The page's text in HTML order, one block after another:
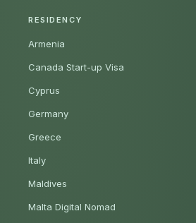
RESIDENCY
Armenia
Canada Start-up Visa
Cyprus
Germany
Greece
Italy
Maldives
Malta Digital Nomad